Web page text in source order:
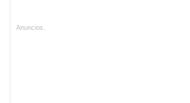
Anuncios.